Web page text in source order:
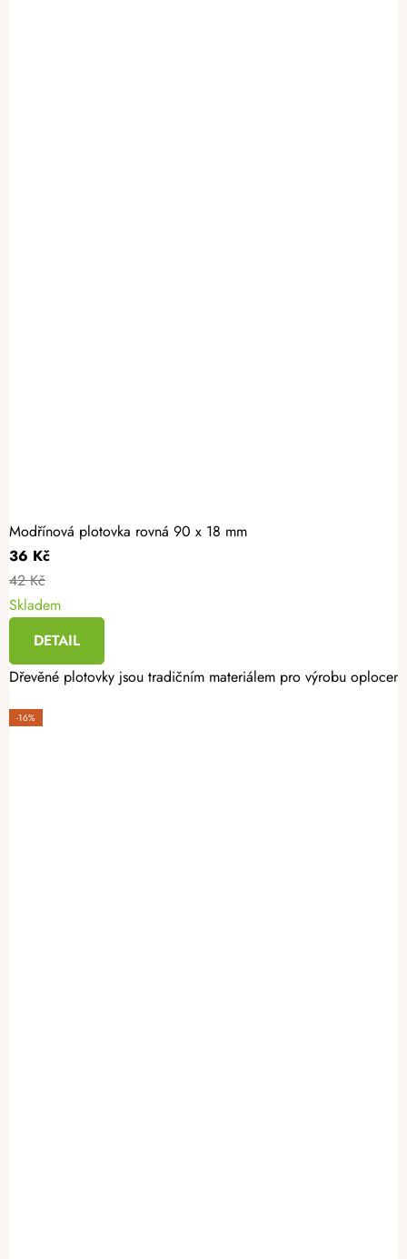
Modřínová plotovka rovná 90 x 18 mm
36 Kč
42 Kč
Skladem
DETAIL
Dřevěné plotovky jsou tradičním materiálem pro výrobu
-16%